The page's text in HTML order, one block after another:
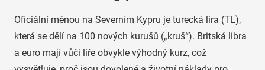
Oficiální měnou na Severním Kypru je turecká lira (TL),
která se dělí na 100 nových kurušů („kruš“). Britská libra
a euro mají vůči liře obvykle výhodný kurz, což